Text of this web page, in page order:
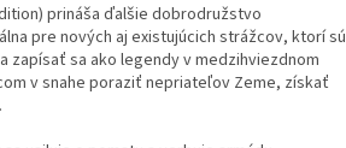
prináša ďalšie dobrodružstvo
pre nových aj existujúcich strážcov, ktorí sú
sa ako legendy v medzihviezdnom
v snahe poraziť nepriateľov Zeme, získať